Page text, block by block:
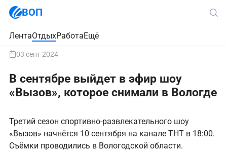
ВОП
ЛентаОтдыхРаботаЕщё
03 сент 2024
В сентябре выйдет в эфир шоу
«Вызов», которое снимали в Вологде
Третий сезон спортивно-развлекательного шоу
«Вызов» начнётся 10 сентября на канале ТНТ в 18:00.
Съёмки проводились в Вологодской области.